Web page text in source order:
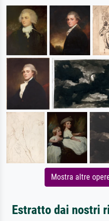
Mostra altre
Estratto dai nostri